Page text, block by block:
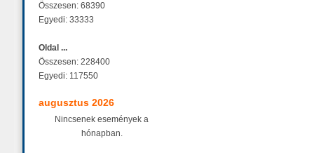
Összesen: 68390
Egyedi: 33333
Oldal ...
Összesen: 228400
Egyedi: 117550
augusztus 2026
Nincsenek események a
hónapban.